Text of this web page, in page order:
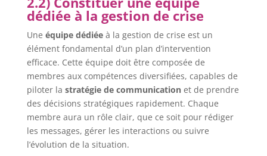
dédiée à la gestion de crise
Une équipe dédiéeà la gestion de crise est un
élément fondamental d’un plan d’intervention
efficace. Cette équipe doit être composée de
membres aux compétences diversifiées, capables de
piloter la stratégie de communicationet de prendre
des décisions stratégiques rapidement. Chaque
membre aura un rôle clair, que ce soit pour rédiger
les messages, gérer les interactions ou suivre
l’évolution de la situation.